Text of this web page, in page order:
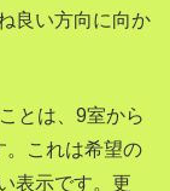
良い方向に向か
とは、9室から
。これは希望の
表示です。更